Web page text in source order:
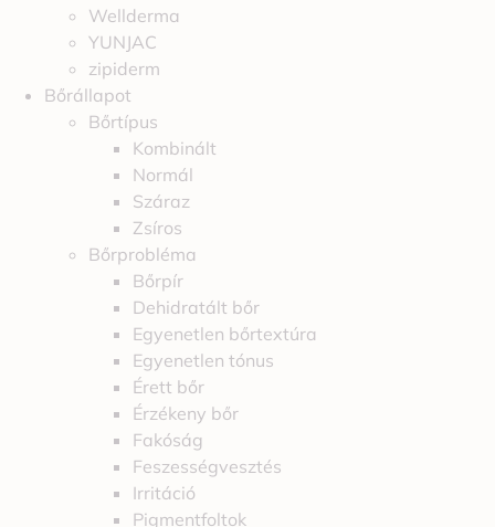
Wellderma
YUNJAC
zipiderm
Bőrállapot
Bőrtípus
Kombinált
Normál
Száraz
Zsíros
Bőrprobléma
Bőrpír
Dehidratált bőr
Egyenetlen bőrtextúra
Egyenetlen tónus
Érett bőr
Érzékeny bőr
Fakóság
Feszességvesztés
Irritáció
Pigmentfoltok